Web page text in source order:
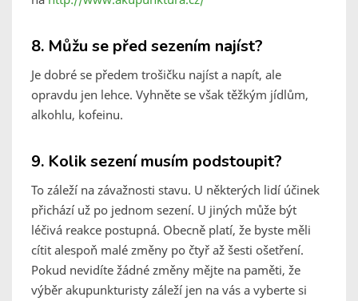
8. Můžu se před sezením najíst?
Je dobré se předem trošičku najíst a napít, ale
opravdu jen lehce. Vyhněte se však těžkým jídlům,
alkohlu, kofeinu.
9. Kolik sezení musím podstoupit?
To záleží na závažnosti stavu. U některých lidí účinek
přichází už po jednom sezení. U jiných může být
léčivá reakce postupná. Obecně platí, že byste měli
cítit alespoň malé změny po čtyř až šesti ošetření.
Pokud nevidíte žádné změny mějte na paměti, že
výběr akupunkturisty záleží jen na vás a vyberte si